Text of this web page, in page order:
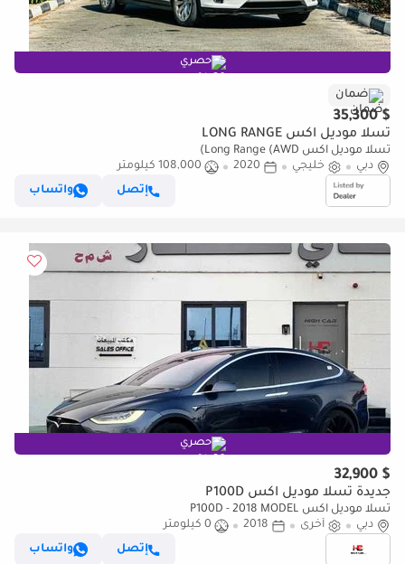
حصري
ضمان
$ 35,300
تسلا موديل اكس LONG RANGE
تسلا موديل اكس Long Range (AWD)
دبي
خليجي 2020
108,000 كيلومتر
إتصل
واتساب
حصري
$ 32,900
جديدة تسلا موديل اكس P100D
تسلا موديل اكس P100D - 2018 MODEL
دبي
أخرى 2018
0 كيلومتر
إتصل
واتساب